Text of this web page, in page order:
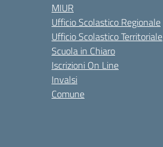
MIUR
Ufficio Scolastico Regionale
Ufficio Scolastico Territoriale
Scuola in Chiaro
Iscrizioni On Line
Invalsi
Comune